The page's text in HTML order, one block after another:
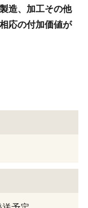
造、加工その他
応の付加価値が